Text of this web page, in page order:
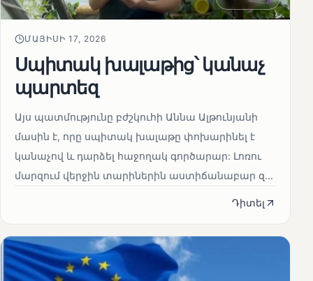
ՄԱՅԻՍԻ 17, 2026
Սպիտակ խալաթից՝ կանաչ
պարտեզ
Այս պատմությունը բժշկուհի Աննա Ալթունյանի
մասին է, որը սպիտակ խալաթը փոխարինել է
կանաչով և դարձել հաջողակ գործարար: Լոռու
մարզում վերջին տարիներին աստիճանաբար զ...
Դիտել